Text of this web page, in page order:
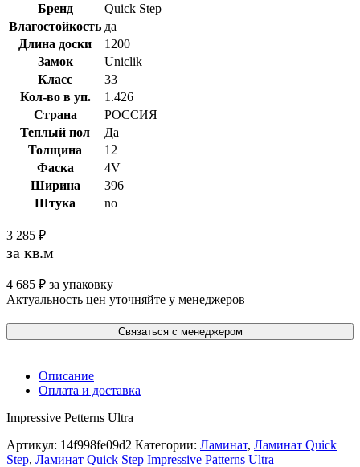
Бренд
Quick Step
Влагостойкость да
Длина доски
1200
Замок
Uniclik
Класс
33
Кол-во в уп.
1.426
Страна
РОССИЯ
Теплый пол
Да
Толщина
12
Фаска
4V
Ширина
396
Штука
no
3 285 ₽
за кв.м
4 685 ₽ за упаковку
Актуальность цен уточняйте у менеджеров
Связаться с менеджером
Описание
Оплата и доставка
Impressive Petterns Ultra
Артикул: 14f998fe09d2 Категории: Ламинат, Ламинат Quick
Step, Ламинат Quick Step Impressive Patterns Ultra